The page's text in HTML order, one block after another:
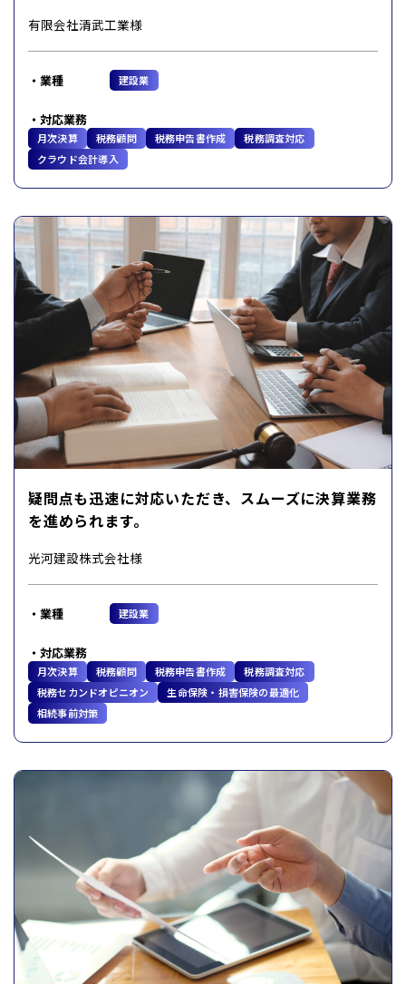
有限会社清武工業様
業種 建設業
対応業務
月次決算 税務顧問 税務申告書作成
税務調査対応
クラウド会計導入
疑問点も迅速に対応いただき、スムーズに決算業務
を進められます。
光河建設株式会社様
業種 建設業
対応業務
月次決算 税務顧問 税務申告書作成
税務調査対応
税務セカンドオピニオン
生命保険・損害保険の最適化
相続事前対策